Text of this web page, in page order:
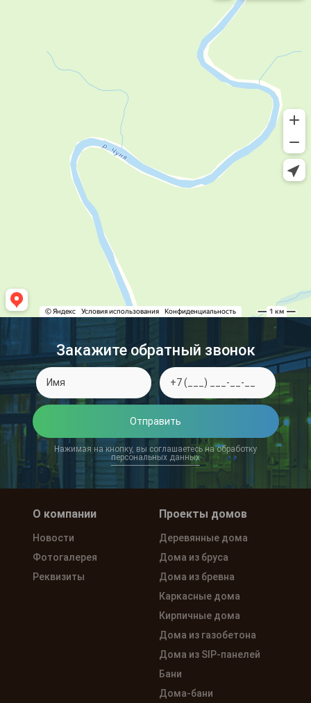
Закажите обратный звонок
Отправить
Нажимая на кнопку, вы соглашаетесь на обработку
персональных данных
О компании
Новости
Фотогалерея
Реквизиты
Проекты домов
Деревянные дома
Дома из бруса
Дома из бревна
Каркасные дома
Кирпичные дома
Дома из газобетона
Дома из SIP-панелей
Бани
Дома-бани